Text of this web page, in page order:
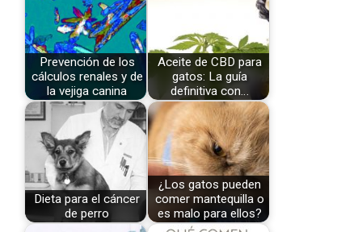
Prevención de los
cálculos renales y de
la vejiga canina
Aceite de CBD para
gatos: La guía
definitiva con…
Dieta para el cáncer
de perro
¿Los gatos pueden
comer mantequilla o
es malo para ellos?